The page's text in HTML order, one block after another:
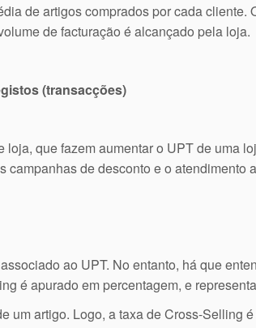
de artigos comprados por cada
de facturação é alcançado pela loja.
(transacções)
que fazem aumentar o UPT de uma
de desconto e o atendimento
ao UPT. No entanto, há que
é apurado em percentagem, e
um artigo. Logo, a taxa de Cross-Selling